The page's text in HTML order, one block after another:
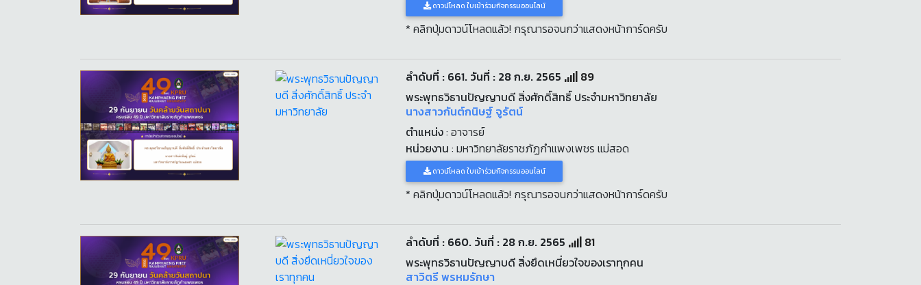
ดาวน์โหลด ใบเข้าร่วมกิจกรรมออนไลน์
* คลิกปุ่มดาวน์โหลดแล้ว! กรุณารอจนกว่าแสดงหน้าการ์ดครับ
ลำดับที่ : 661. วันที่ : 28 ก.ย. 2565
89
พระพุทธวิธานปัญญาบดี สิ่งศักดิ์สิทธิ์ ประจำมหาวิทยาลัย
นางสาวกันต์กนิษฐ์ จูรัตน์
ตำแหน่ง: อาจารย์
หน่วยงาน : มหาวิทยาลัยราชภัฏกำแพงเพชร แม่สอด
ดาวน์โหลด ใบเข้าร่วมกิจกรรมออนไลน์
* คลิกปุ่มดาวน์โหลดแล้ว! กรุณารอจนกว่าแสดงหน้าการ์ดครับ
ลำดับที่ : 660. วันที่ : 28 ก.ย. 2565
81
พระพุทธวิธานปัญญาบดี สิ่งยึดเหนี่ยวใจของเราทุกคน
สาวิตรี พรหมรักษา